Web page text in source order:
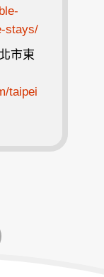
stays/
市東
taipei